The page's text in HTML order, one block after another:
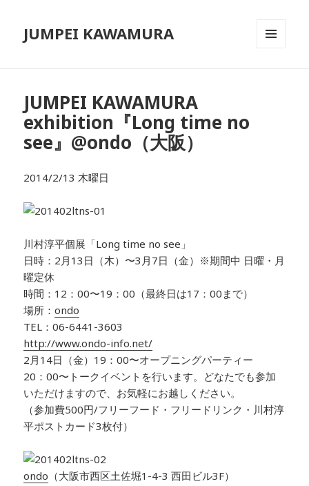
JUMPEI KAWAMURA
JUMPEI KAWAMURA
exhibition『Long time no
see』@ondo（大阪）
2014/2/13 木曜日
川村淳平個展「Long time no see」
日時：2月13日（木）〜3月7日（金）※期間中 日曜・月
曜定休
時間：12：00〜19：00（最終日は17：00まで）
場所：ondo
TEL：06-6441-3603
http://www.ondo-info.net/
2月14日（金）19：00〜オープニングパーティー
20：00〜トークイベントを行います。どなたでも参加
いただけますので、お気軽にお越しください。
（参加費500円/フリーフード・フリードリンク・川村淳
平ポストカード3枚付）
ondo （大阪市西区土佐堀1-4-3 西田ビル3F）